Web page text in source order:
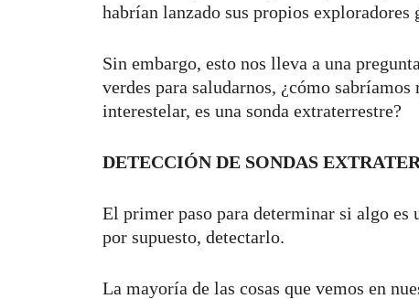
habrían lanzado sus propios exploradores
Sin embargo, esto nos lleva a una
verdes para saludarnos, ¿cómo
interestelar, es una sonda extraterrestre?
DETECCIÓN DE SONDAS
El primer paso para determinar si algo es
por supuesto, detectarlo.
La mayoría de las cosas que vemos en